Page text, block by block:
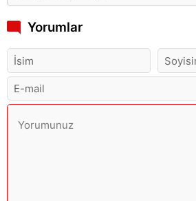
Yorumlar